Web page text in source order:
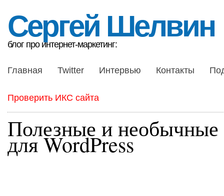
Сергей Шелвин
блог про интернет-маркетинг:
Главная Twitter Интервью Контакты
Проверить ИКС сайта
Полезные и
для WordPress